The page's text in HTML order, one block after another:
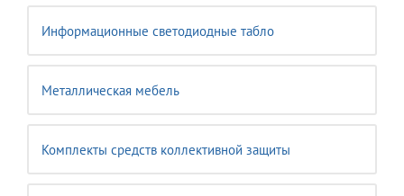
Информационные светодиодные табло
Металлическая мебель
Комплекты средств коллективной защиты